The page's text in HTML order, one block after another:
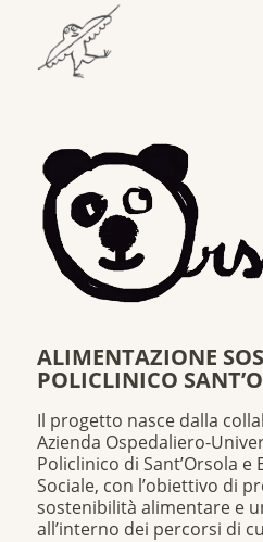
ALIMENTAZIONE
POLICLINICO
Il progetto nasce dalla
Azienda Ospedaliero-
Policlinico di Sant’Orsola e
Sociale, con l’obiettivo di
sostenibilità alimentare e
all’interno dei percorsi di